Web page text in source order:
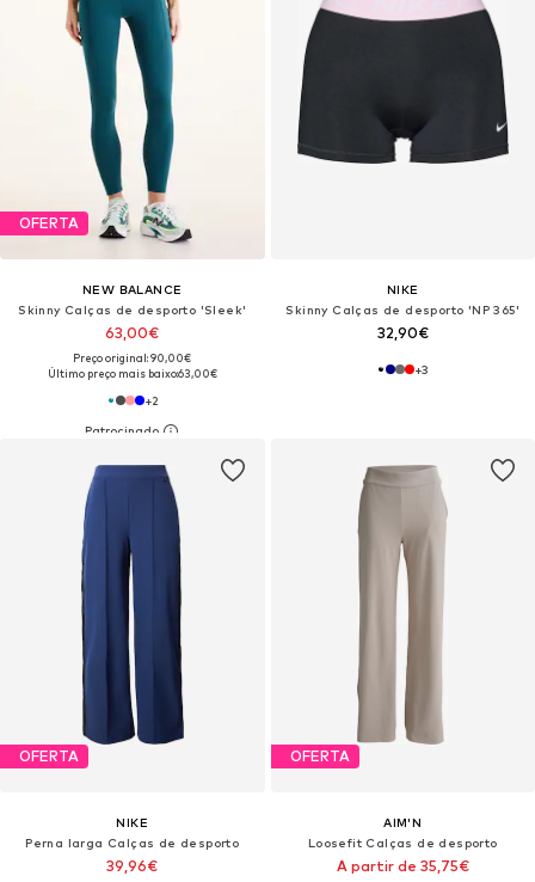
OFERTA
NEW BALANCE
Skinny Calças de desporto 'Sleek'
63,00€
Preço original: 90,00€
Último preço mais baixo:63,00€
+2
NIKE
Skinny Calças de desporto 'NP 365'
32,90€
+3
OFERTA
NIKE
Perna larga Calças de desporto
39,96€
OFERTA
AIM'N
Loosefit Calças de desporto
A partir de 35,75€